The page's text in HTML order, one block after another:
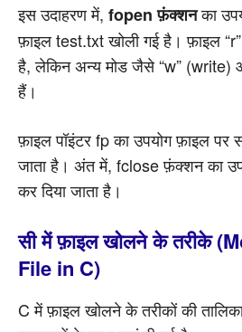
इस उदाहरण में, fopen फ़ंक्शनका
फ़ाइल test.txt खोली गई है। फ़ाइल
है, लेकिन अन्य मोड जैसे “w” (write)
हैं।
फ़ाइल पॉइंटर fp का उपयोग फ़ाइल
जाता है। अंत में, fclose फ़ंक्शन का
कर दिया जाता है।
सी में फ़ाइल खोलने के तरीके
File in C)
C में फ़ाइल खोलने के तरीकों की